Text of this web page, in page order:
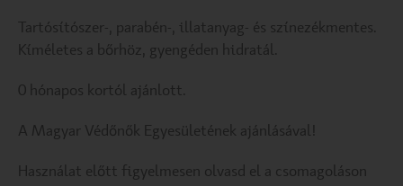
Tartósítószer-, parabén-, illatanyag- és színezékmentes.
Kíméletes a bőrhöz, gyengéden hidratál.
0 hónapos kortól ajánlott.
A Magyar Védőnők Egyesületének ajánlásával!
Használat előtt figyelmesen olvasd el a csomagoláson